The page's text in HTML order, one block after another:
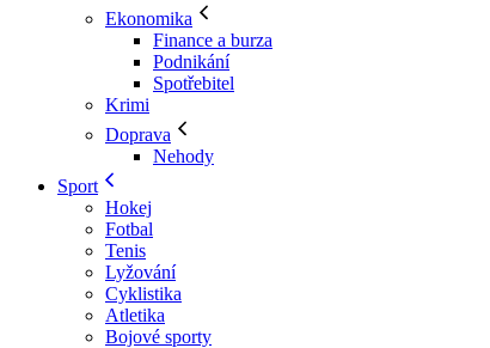
Ekonomika
Finance a burza
Podnikání
Spotřebitel
Krimi
Doprava
Nehody
Sport
Hokej
Fotbal
Tenis
Lyžování
Cyklistika
Atletika
Bojové sporty